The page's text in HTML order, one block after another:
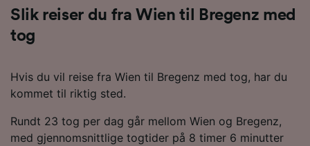
Slik reiser du fra Wien til Bregenz med
tog
Hvis du vil reise fra Wien til Bregenz med tog, har du
kommet til riktig sted.
Rundt 23 tog per dag går mellom Wien og Bregenz,
med gjennomsnittlige togtider på 8 timer 6 minutter